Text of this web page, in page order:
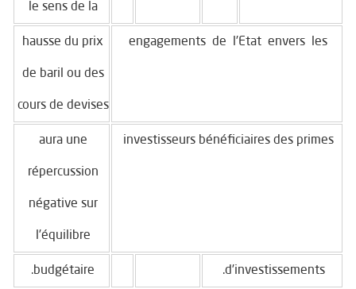
le sens de la
engagements de l’Etat envers les
hausse du prix
de baril ou des
cours de devises
investisseurs bénéficiaires des primes
aura une
répercussion
négative sur
l’équilibre
d’investissements.
budgétaire.